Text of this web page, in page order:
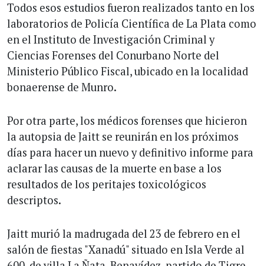
Todos esos estudios fueron realizados tanto en los
laboratorios de Policía Científica de La Plata como
en el Instituto de Investigación Criminal y
Ciencias Forenses del Conurbano Norte del
Ministerio Público Fiscal, ubicado en la localidad
bonaerense de Munro.
Por otra parte, los médicos forenses que hicieron
la autopsia de Jaitt se reunirán en los próximos
días para hacer un nuevo y definitivo informe para
aclarar las causas de la muerte en base a los
resultados de los peritajes toxicológicos
descriptos.
Jaitt murió la madrugada del 23 de febrero en el
salón de fiestas "Xanadú" situado en Isla Verde al